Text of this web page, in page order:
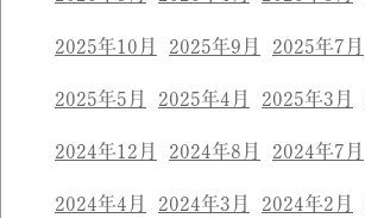
2025年10月 2025年9月 2025年7月
2025年5月 2025年4月 2025年3月
2024年12月 2024年8月 2024年7月
2024年4月 2024年3月 2024年2月